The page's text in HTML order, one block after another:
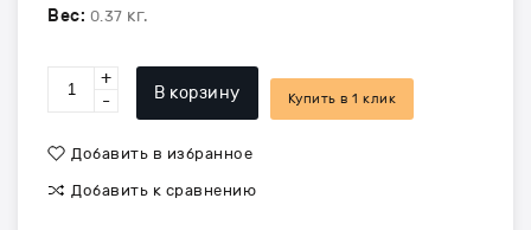
Вес: 0.37 кг.
+
-
В корзину Купить в 1 клик
Добавить в избранное
Добавить к сравнению